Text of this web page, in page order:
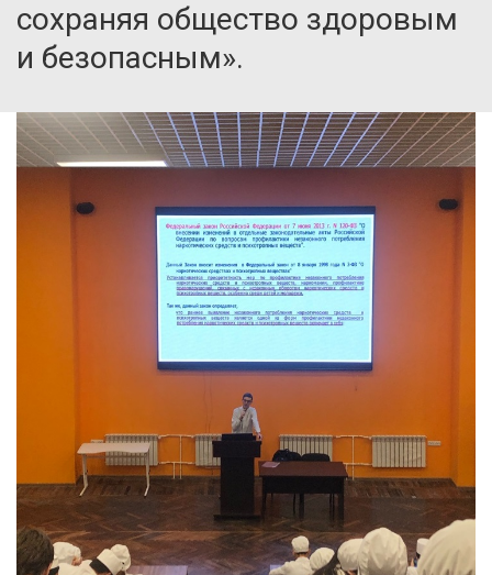
сохраняя общество здоровым
и безопасным».